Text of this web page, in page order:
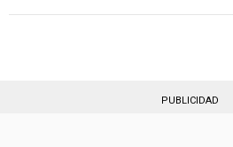
PUBLICIDAD